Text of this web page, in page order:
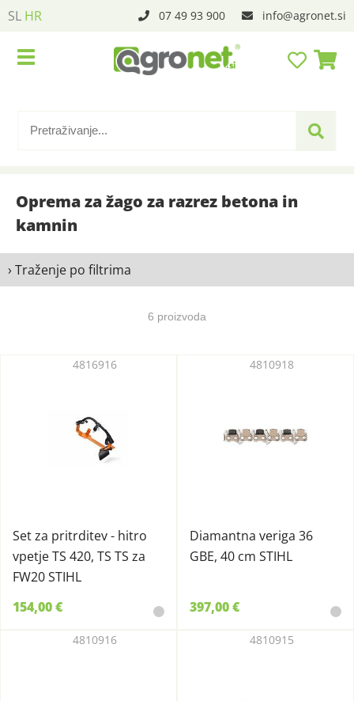
SL HR 07 49 93 900 info agronet.si
Oprema za žago za razrez betona in
kamnin
› Traženje po filtrima
6 proizvoda
Set za pritrditev - hitro
vpetje TS 420, TS TS za
FW20 STIHL
4816916
154,00 €
Diamantna veriga 36
GBE, 40 cm STIHL
4810918
397,00 €
4810916 4810915